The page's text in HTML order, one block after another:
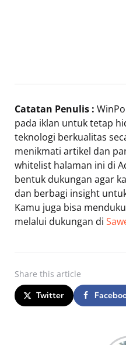
Catatan Penulis :
pada iklan untuk tetap
teknologi berkualitas
menikmati artikel dan
whitelist halaman ini di
bentuk dukungan agar
dan berbagi insight
Kamu juga bisa
melalui dukungan di
Share this article
Twitter